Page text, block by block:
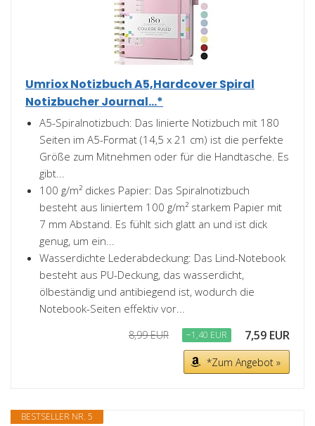
Umriox Notizbuch A5,Hardcover Spiral
Notizbucher Journal...*
A5-Spiralnotizbuch: Das linierte Notizbuch mit 180
Seiten im A5-Format (14,5 x 21 cm) ist die perfekte
Größe zum Mitnehmen oder für die Handtasche. Es
gibt...
100 g/m² dickes Papier: Das Spiralnotizbuch
besteht aus liniertem 100 g/m² starkem Papier mit
7 mm Abstand. Es fühlt sich glatt an und ist dick
genug, um ein...
Wasserdichte Lederabdeckung: Das Lind-Notebook
besteht aus PU-Deckung, das wasserdicht,
ölbeständig und antibiegend ist, wodurch die
Notebook-Seiten effektiv vor...
8,99 EUR −1,40 EUR 7,59 EUR
*Zum Angebot »
BESTSELLER NR. 5